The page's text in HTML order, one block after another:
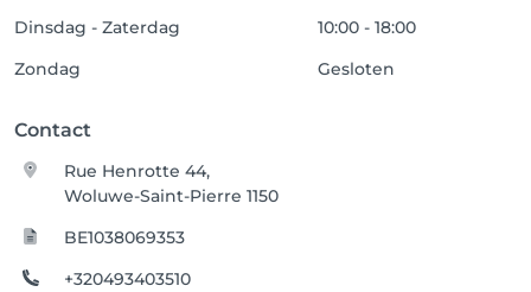
Dinsdag - Zaterdag
10:00 - 18:00
Zondag
Gesloten
Contact
Rue Henrotte 44,
Woluwe-Saint-Pierre 1150
BE1038069353
+320493403510